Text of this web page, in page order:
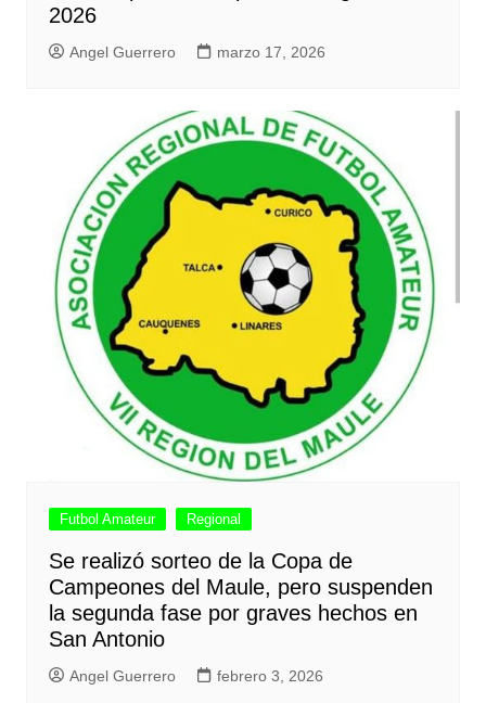
2026
Angel Guerrero marzo 17, 2026
Futbol Amateur Regional
Se realizó sorteo de la Copa de
Campeones del Maule, pero suspenden
la segunda fase por graves hechos en
San Antonio
Angel Guerrero febrero 3, 2026